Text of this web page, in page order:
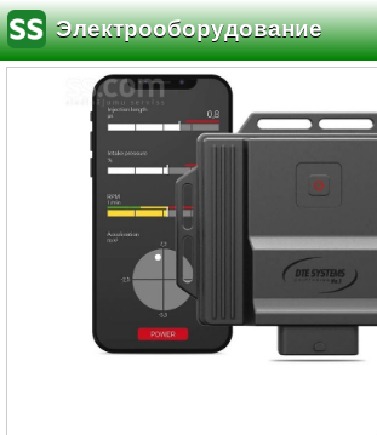
Электрооборудование